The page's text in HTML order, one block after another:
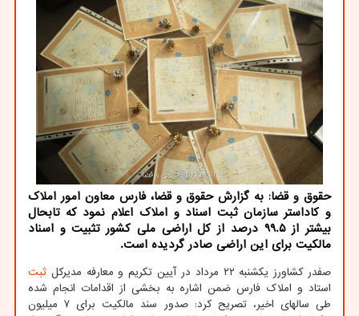
حقوق و قضا: به گزارش حقوق و قضا، فارس معاون امور املاک
و کاداستر سازمان ثبت اسناد و املاک اعلام نمود که تابحال
بیشتر از ۹۹.۵ درصد از کل اراضی ملی کشور تثبیت و اسناد
مالکیت برای این اراضی صادر گردیده است.
صفدر کشاورز یکشنبه ۲۲ مرداد در آیین تکریم و معارفه مدیرکل
ثبت
استاد و املاک فارس ضمن اشاره به بخشی از اقدامات انجام شده
طی سالهای اخیر، تصریح کرد: صدور سند مالکیت برای ۷ میلیون